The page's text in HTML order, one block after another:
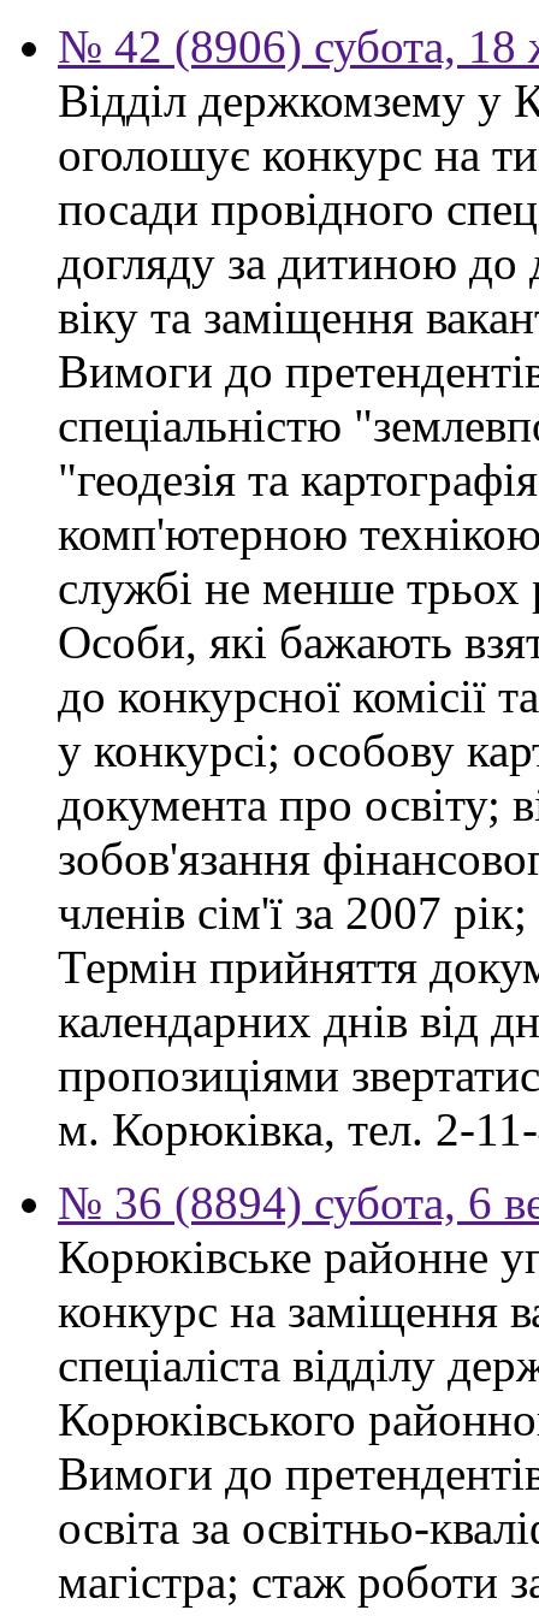
№ 42 (8906) субота, 18
Відділ держкомзему у
оголошує конкурс на
посади провідного
догляду за дитиною до
віку та заміщення
Вимоги до
спеціальністю
"геодезія та
комп'ютерною
службі не менше трьох
Особи, які бажають
до конкурсної комісії
у конкурсі; особову
документа про освіту;
зобов'язання
членів сім'ї за 2007
Термін прийняття
календарних днів від
пропозиціями
м. Корюківка, тел. 2-
№ 36 (8894) субота, 6
Корюківське районне
конкурс на заміщення
спеціаліста відділу
Корюківського
Вимоги до
освіта за освітньо-
магістра; стаж роботи